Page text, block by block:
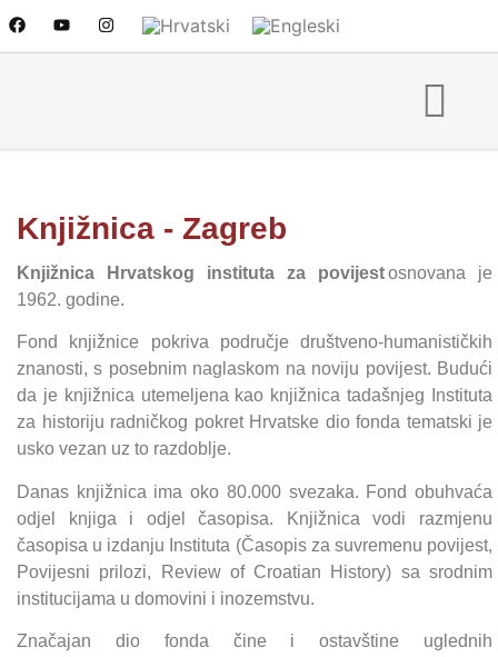
Knjižnica - Zagreb
Knjižnica Hrvatskog instituta za povijestosnovana je
1962. godine.
Fond knjižnice pokriva područje društveno-humanističkih
znanosti, s posebnim naglaskom na noviju povijest. Budući
da je knjižnica utemeljena kao knjižnica tadašnjeg Instituta
za historiju radničkog pokret Hrvatske dio fonda tematski je
usko vezan uz to razdoblje.
Danas knjižnica ima oko 80.000 svezaka. Fond obuhvaća
odjel knjiga i odjel časopisa. Knjižnica vodi razmjenu
časopisa u izdanju Instituta (Časopis za suvremenu povijest,
Povijesni prilozi, Review of Croatian History) sa srodnim
institucijama u domovini i inozemstvu.
Značajan dio fonda čine i ostavštine uglednih